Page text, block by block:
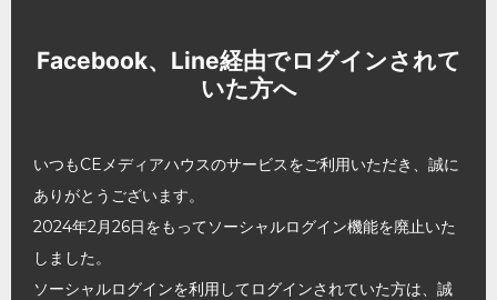
Facebook、Line経由でログインされて
いた方へ
いつもCEメディアハウスのサービスをご利用いただき、誠に
ありがとうございます。
2024年2月26日をもってソーシャルログイン機能を廃止いた
しました。
ソーシャルログインを利用してログインされていた方は、誠